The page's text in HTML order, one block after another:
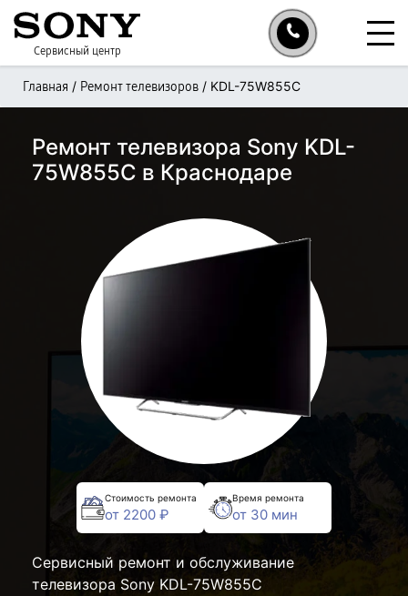
Сервисный центр
Главная / Ремонт телевизоров / KDL-75W855C
Ремонт телевизора Sony KDL-
75W855C в Краснодаре
Стоимость ремонта
от 2200 ₽
Время ремонта
от 30 мин
Сервисный ремонт и обслуживание
телевизора Sony KDL-75W855C